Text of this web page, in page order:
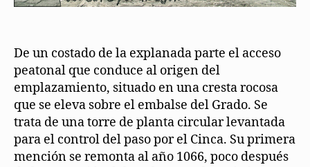
De un costado de la explanada parte el acceso
peatonal que conduce al origen del
emplazamiento, situado en una cresta rocosa
que se eleva sobre el embalse del Grado. Se
trata de una torre de planta circular levantada
para el control del paso por el Cinca. Su primera
mención se remonta al año 1066, poco después